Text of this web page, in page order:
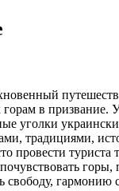
в призвание.
уголки
традициями,
провести туриста
горы,
свободу, гармонию